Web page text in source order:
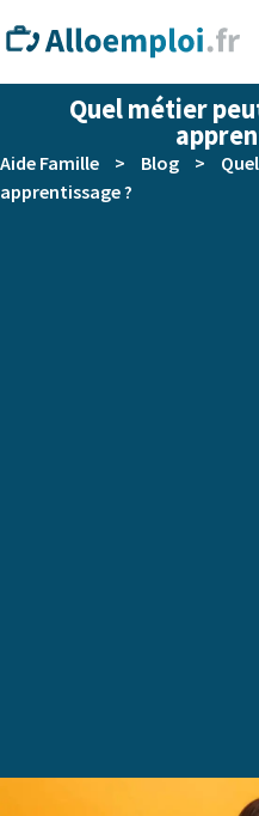
Quel métier
Aide Famille > Blog >
apprentissage ?